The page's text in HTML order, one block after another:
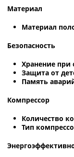
Материал
Материал
Безопасность
Хранение при
Защита от
Память
Компрессор
Количество
Тип